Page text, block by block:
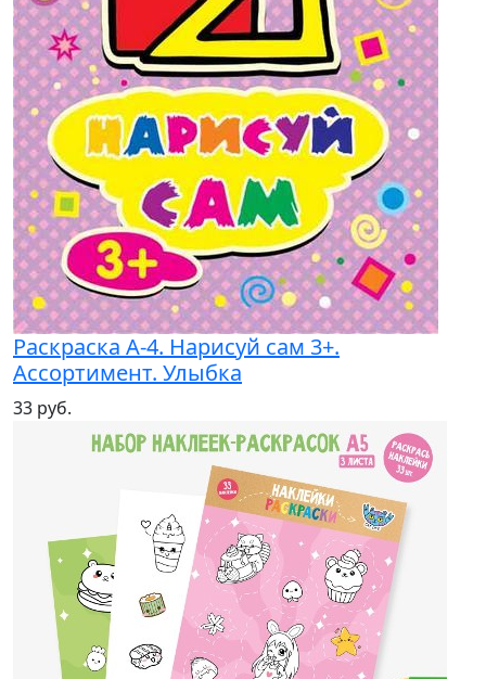
Раскраска А-4. Нарисуй сам 3+.
Ассортимент. Улыбка
33 руб.